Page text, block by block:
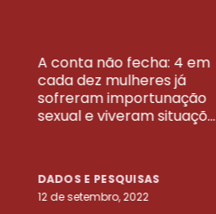
A conta não fecha: 4 em
cada dez mulheres já
sofreram importunação
sexual e viveram situaçõ...
DADOS E PESQUISAS
12 de setembro, 2022